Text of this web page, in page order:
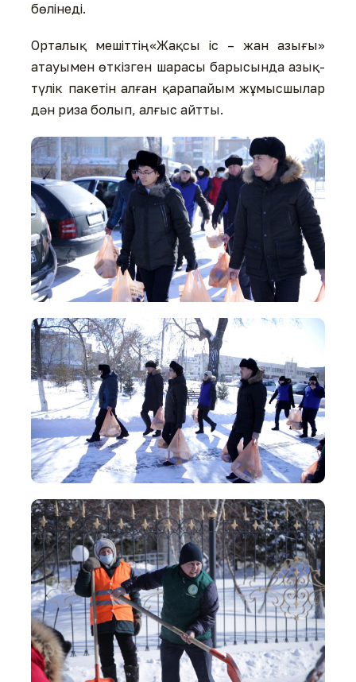
бөлінеді.
Орталық мешіттің «Жақсы іс – жан азығы»
атауымен өткізген шарасы барысында азық-
түлік пакетін алған қарапайым жұмысшылар
дән риза болып, алғыс айтты.